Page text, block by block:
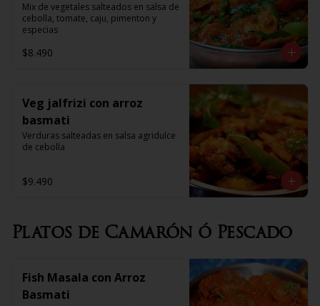
Mix de vegetales salteados en salsa de
cebolla, tomate, caju, pimenton y
especias
$8.490
Veg jalfrizi con arroz
basmati
Verduras salteadas en salsa agridulce
de cebolla
$9.490
Platos de Camarón ó Pescado
Fish Masala con Arroz
Basmati